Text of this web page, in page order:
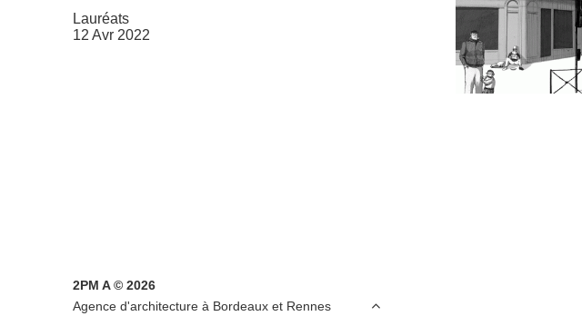
Lauréats
12 Avr 2022
2PM A © 2026
Agence d'architecture à Bordeaux et Rennes
